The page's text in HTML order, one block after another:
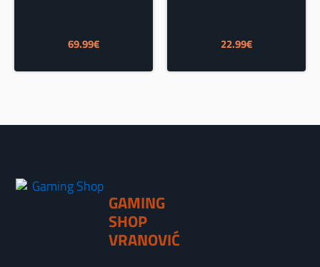
69.99€ 22.99€
GAMING
SHOP
VRANOVIĆ